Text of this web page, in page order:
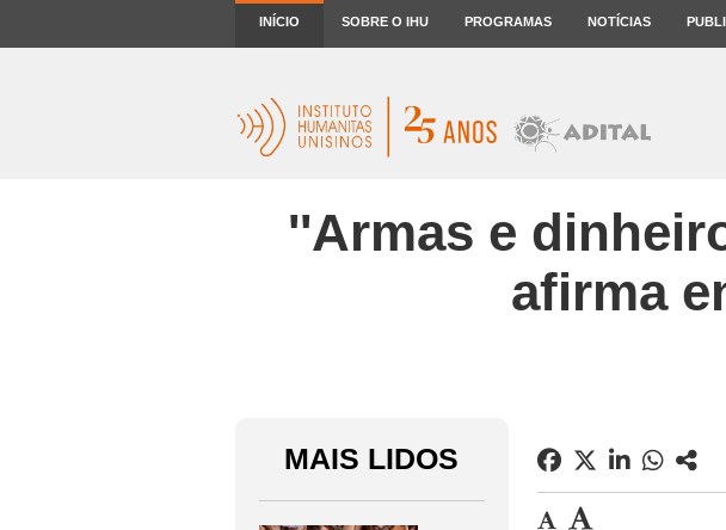
INÍCIO SOBRE O IHU PROGRAMAS NOTÍCIAS
''Armas e
afirma
MAIS LIDOS